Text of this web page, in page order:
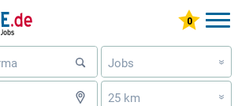
Jobs »
25 km »